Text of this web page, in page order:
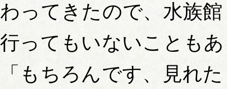
わってきたので、水族
行ってもいないことも
「もちろんです、見れ